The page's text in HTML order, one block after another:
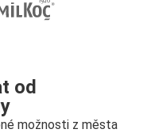
od
možnosti z města